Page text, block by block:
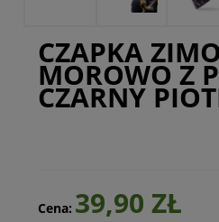
CZAPKA
MOROWO Z
CZARNY
Cena: 39,90 ZŁ